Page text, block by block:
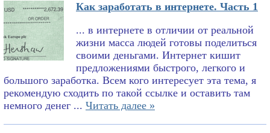
Как заработать в интернете. Часть 1
... в интернете в отличии от реальной
жизни масса людей готовы поделиться
своими деньгами. Интернет кишит
предложениями быстрого, легкого и
большого заработка. Всем кого интересует эта тема, я
рекомендую сходить по такой ссылке и оставить там
немного денег ... Читать далее »